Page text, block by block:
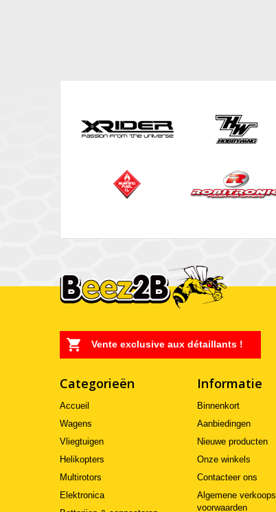
Vente exclusive aux détaillants !
Categorieën
Accueil
Wagens
Vliegtuigen
Helikopters
Multirotors
Elektronica
Informatie
Binnenkort
Aanbiedingen
Nieuwe producten
Onze winkels
Contacteer ons
Algemene verkoops
voorwaarden